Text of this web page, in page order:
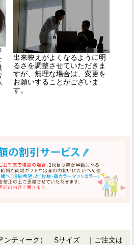
出来映えがよくなるように明
るさを調整させていただきま
すが、無理な場合は、変更を
お願いすることがございま
す。
ンティーク） Sサイズ ｜ご注文は